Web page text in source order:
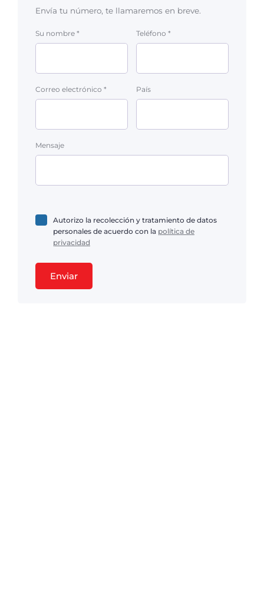
Envía tu número, te llamaremos en breve.
Su nombre * Teléfono *
Correo electrónico * País
Mensaje
Autorizo la recolección y tratamiento de datos
personales de acuerdo con la política de
privacidad
Enviar